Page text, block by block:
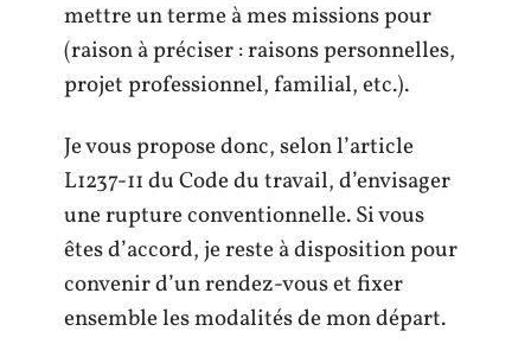
mettre un terme à mes missions pour
(raison à préciser : raisons personnelles,
projet professionnel, familial, etc.).
Je vous propose donc, selon l’article
L1237-11 du Code du travail, d’envisager
une rupture conventionnelle. Si vous
êtes d’accord, je reste à disposition pour
convenir d’un rendez-vous et fixer
ensemble les modalités de mon départ.